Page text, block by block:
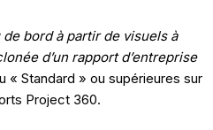
bord à partir de visuels à
d’un rapport d’entreprise
« Standard » ou supérieures sur
Project 360.